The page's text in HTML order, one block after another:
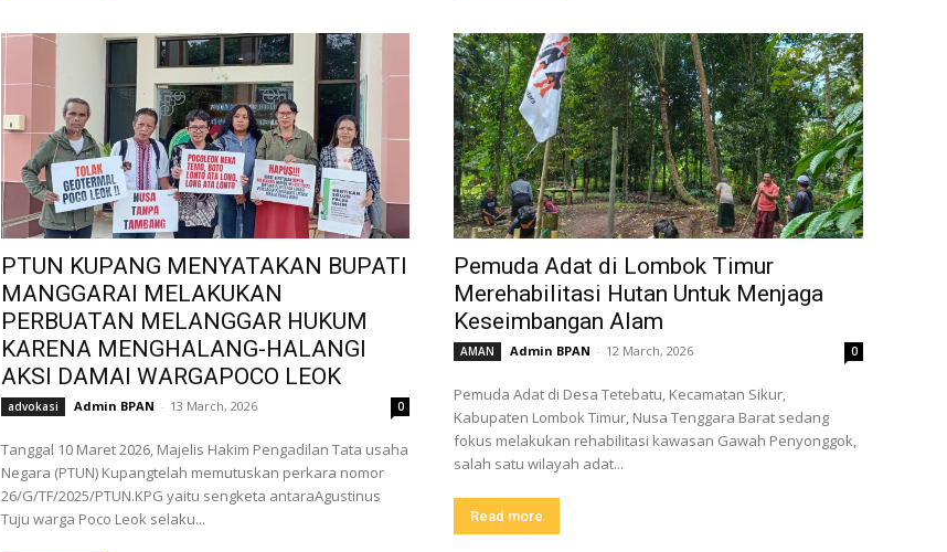
PTUN KUPANG MENYATAKAN BUPATI
MANGGARAI MELAKUKAN
PERBUATAN MELANGGAR HUKUM
KARENA MENGHALANG-HALANGI
AKSI DAMAI WARGAPOCO LEOK
advokasi Admin BPAN - 13 March, 2026 0
Tanggal 10 Maret 2026, Majelis Hakim Pengadilan Tata usaha
Negara (PTUN) Kupangtelah memutuskan perkara nomor
26/G/TF/2025/PTUN.KPG yaitu sengketa antaraAgustinus
Tuju warga Poco Leok selaku...
Pemuda Adat di Lombok Timur
Merehabilitasi Hutan Untuk Menjaga
Keseimbangan Alam
AMAN Admin BPAN - 12 March, 2026 0
Pemuda Adat di Desa Tetebatu, Kecamatan Sikur,
Kabupaten Lombok Timur, Nusa Tenggara Barat sedang
fokus melakukan rehabilitasi kawasan Gawah Penyonggok,
salah satu wilayah adat...
Read more